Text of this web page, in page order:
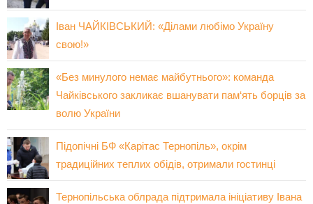
Іван ЧАЙКІВСЬКИЙ: «Ділами любімо Україну
свою!»
«Без минулого немає майбутнього»: команда
Чайківського закликає вшанувати пам‘ять борців за
волю України
Підопічні БФ «Карітас Тернопіль», окрім
традиційних теплих обідів, отримали гостинці
Тернопільська облрада підтримала ініціативу Івана